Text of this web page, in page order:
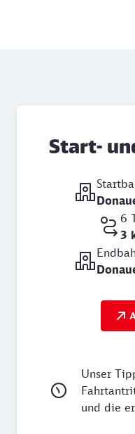
Start-
6
3
Unser
und die